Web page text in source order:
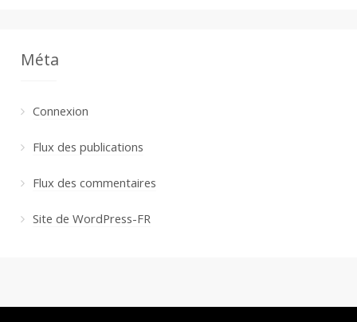
Méta
Connexion
Flux des publications
Flux des commentaires
Site de WordPress-FR